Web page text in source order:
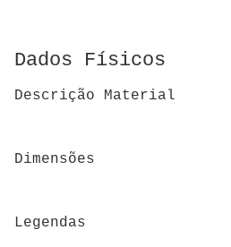
Dados Físicos
Descrição Material
Dimensões
Legendas